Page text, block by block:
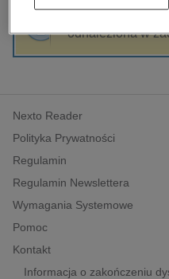
edukacja
hobby, sport,
komputery, internet,
polityka, społeczno-
psychologiczne
inne
popularno-naukowe
historia
odnaleziona w
Nexto Reader
Polityka Prywatności
Regulamin
Regulamin Newslettera
Wymagania Systemowe
Pomoc
Kontakt
Informacja o zakończeniu